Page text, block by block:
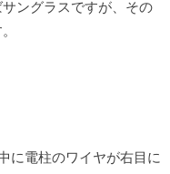
ングラスですが、その
に電柱のワイヤが右目に